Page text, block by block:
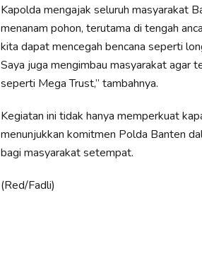
Kapolda mengajak seluruh masyarakat
menanam pohon, terutama di tengah
kita dapat mencegah bencana seperti
Saya juga mengimbau masyarakat agar
seperti Mega Trust,” tambahnya.
Kegiatan ini tidak hanya memperkuat
menunjukkan komitmen Polda Banten
bagi masyarakat setempat.
(Red/Fadli)